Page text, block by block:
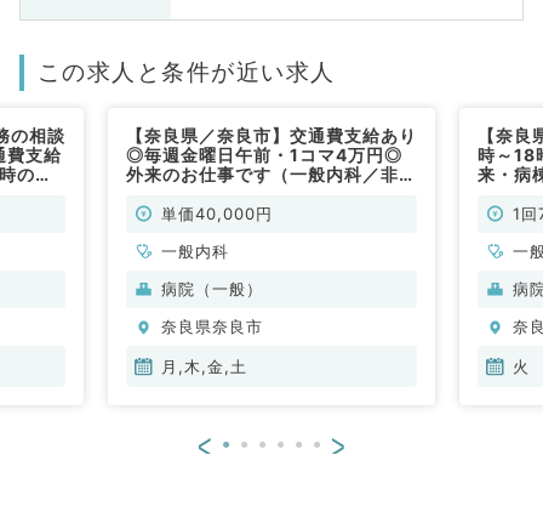
この求人と条件が近い求人
の相談
支給
のご
【奈良県／奈良市】交通費支給あり
◎毎週金曜日午前・1コマ4万円◎
外来のお仕事です（一般内科／非常
単価40,000円
一般内科
病院（一般）
奈良県奈良市
月,木,金,土
【奈
時～
来・病
1
一
病
奈
火
< >